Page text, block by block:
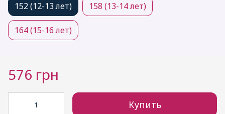
152 (12-13 лет) 158 (13-14 лет)
164 (15-16 лет)
576 грн
Купить